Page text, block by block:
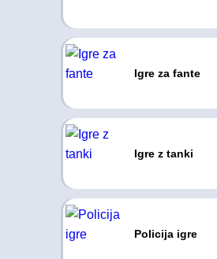
Igre za fante
Igre z tanki
Policija igre